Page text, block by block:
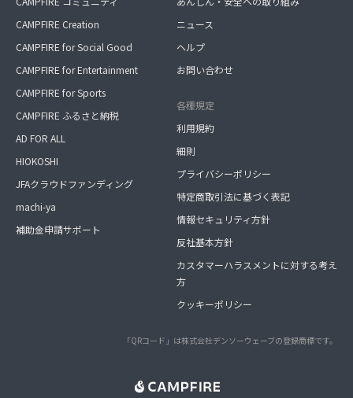
CAMPFIRE Creation
CAMPFIRE for Social Good
CAMPFIRE for Entertainment
CAMPFIRE for Sports
CAMPFIRE ふるさと納税
AD FOR ALL
HIOKOSHI
JFAクラウドファンディング
machi-ya
補助金申請サポート
ニュース
ヘルプ
お問い合わせ
各種規定
利用規約
細則
プライバシーポリシー
特定商取引法に基づく表記
情報セキュリティ方針
反社基本方針
カスタマーハラスメントに対する考え
方
クッキーポリシー
「QRコード」は株式会社デンソーウェーブの登録商標です。